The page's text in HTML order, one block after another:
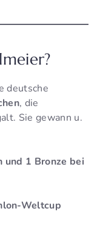
deutsche
, die
Sie gewann u.
und 1 Bronze bei
Weltcup